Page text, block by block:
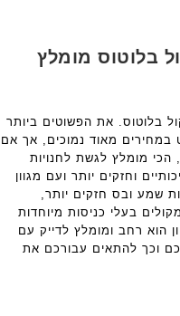
בלוטוס מומלץ
בלוטוס. את הפשוטים ביותר
במחירים מאוד נמוכים, אך אם
מומלץ לגשת לחנויות
וחזקים יותר ועם מגוון
שמע ובס חזקים יותר,
בעלי כניסות מיוחדות
הוא רחב ומומלץ לדייק עם
וכך להתאים עבורכם את